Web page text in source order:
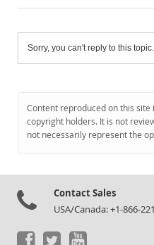
Sorry, you can't reply to this
Content reproduced on this
copyright holders. It is not
not necessarily represent the
Contact Sales
USA/Canada: +1-866-